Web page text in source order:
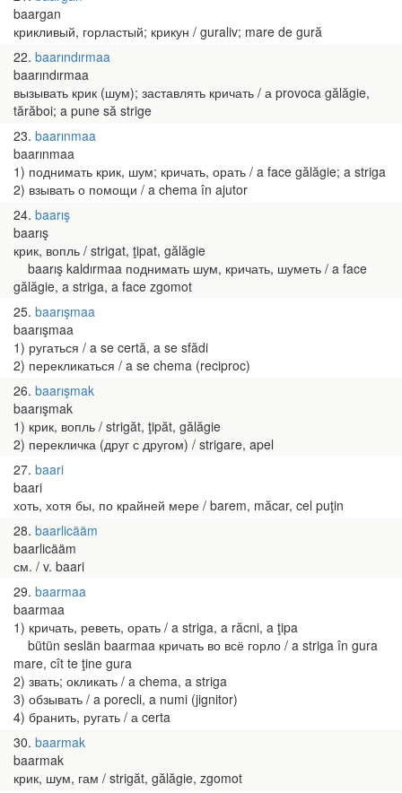
baargan
крикливый, горластый; крикун / guraliv; mare de gură
22 baarındırmaa
baarındırmaa
вызывать крик (шум); заставлять кричать / а provoca gălăgie,
tărăboi; a pune să strige
23 baarınmaa
baarınmaa
1) поднимать крик, шум; кричать, орать / a face gălăgie; a striga
2) взывать о помощи / a chema în ajutor
24 baarış
baarış
крик, вопль / strigat, ţipat, gălăgie
baarış kaldırmaa поднимать шум, кричать, шуметь / a face
gălăgie, a striga, a face zgomot
25 baarışmaa
baarışmaa
1) ругаться / a se certă, a se sfădi
2) перекликаться / a se chema (reciproc)
26 baarışmak
baarışmak
1) крик, вопль / strigăt, ţipăt, gălăgie
2) перекличка (друг с другом) / strigare, apel
27 baari
baari
хоть, хотя бы, по крайней мере / barem, măcar, cel puţin
28 baarlicääm
baarlicääm
см. / v. baari
29 baarmaa
baarmaa
1) кричать, реветь, орать / a striga, a răcni, a ţipa
bütün seslän baarmaa кричать во всё горло / a striga în gura
mare, cît te ţine gura
2) звать; окликать / a chema, a striga
3) обзывать / a porecli, a numi (jignitor)
4) бранить, ругать / а certa
30 baarmak
baarmak
крик, шум, гам / strigăt, gălăgie, zgomot